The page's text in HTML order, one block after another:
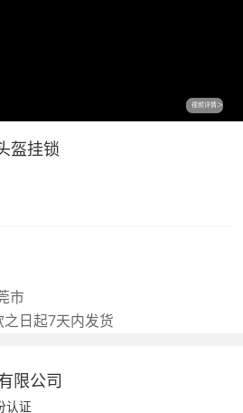
视频详情＞
盔挂锁
市
之日起7天内发货
限公司
认证